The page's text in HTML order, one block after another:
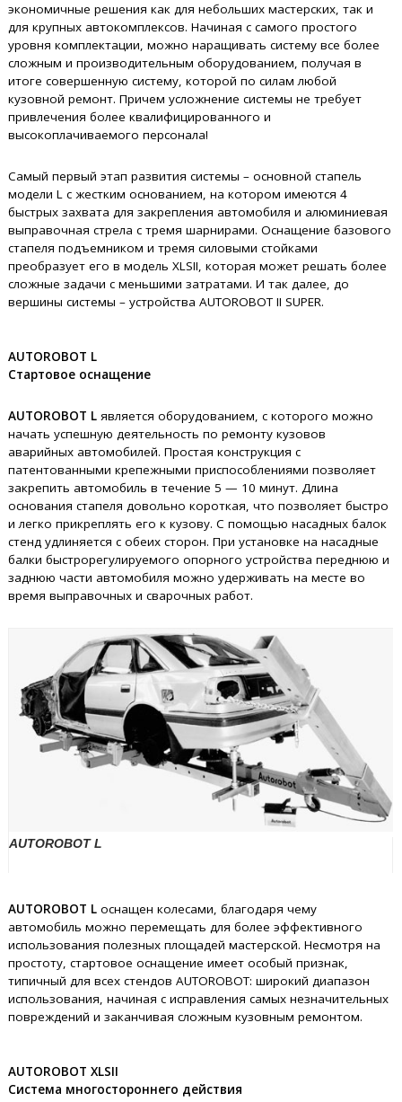
экономичные решения как для небольших мастерских, так и
для крупных автокомплексов. Начиная с самого простого
уровня комплектации, можно наращивать систему все более
сложным и производительным оборудованием, получая в
итоге совершенную систему, которой по силам любой
кузовной ремонт. Причем усложнение системы не требует
привлечения более квалифицированного и
высокоплачиваемого персонала!
Самый первый этап развития системы – основной стапель
модели L с жестким основанием, на котором имеются 4
быстрых захвата для закрепления автомобиля и алюминиевая
выправочная стрела с тремя шарнирами. Оснащение базового
стапеля подъемником и тремя силовыми стойками
преобразует его в модель XLSII, которая может решать более
сложные задачи с меньшими затратами. И так далее, до
вершины системы – устройства AUTOROBOT II SUPER.
AUTOROBOT L
Стартовое оснащение
AUTOROBOT L является оборудованием, с которого можно
начать успешную деятельность по ремонту кузовов
аварийных автомобилей. Простая конструкция с
патентованными крепежными приспособлениями позволяет
закрепить автомобиль в течение 5 — 10 минут. Длина
основания стапеля довольно короткая, что позволяет быстро
и легко прикреплять его к кузову. С помощью насадных балок
стенд удлиняется с обеих сторон. При установке на насадные
балки быстрорегулируемого опорного устройства переднюю и
заднюю части автомобиля можно удерживать на месте во
время выправочных и сварочных работ.
AUTOROBOT L
AUTOROBOT L оснащен колесами, благодаря чему
автомобиль можно перемещать для более эффективного
использования полезных площадей мастерской. Несмотря на
простоту, стартовое оснащение имеет особый признак,
типичный для всех стендов AUTOROBOT: широкий диапазон
использования, начиная с исправления самых незначительных
повреждений и заканчивая сложным кузовным ремонтом.
AUTOROBOT XLSII
Система многостороннего действия